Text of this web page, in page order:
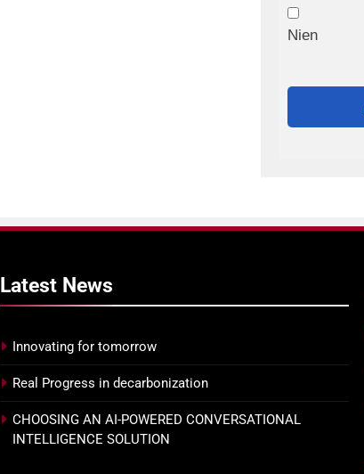
Nien
Latest News
Innovating for tomorrow
Real Progress in decarbonization
CHOOSING AN AI-POWERED CONVERSATIONAL
INTELLIGENCE SOLUTION